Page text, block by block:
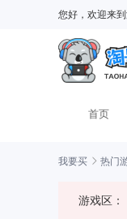
您好，欢迎来到
首页
我要买 热门
游戏区：